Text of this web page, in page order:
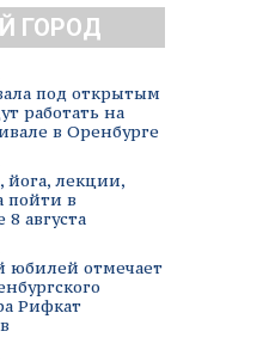
ГОРОД
под открытым
работать на
в Оренбурге
йога, лекции,
пойти в
августа
юбилей отмечает
Рифкат